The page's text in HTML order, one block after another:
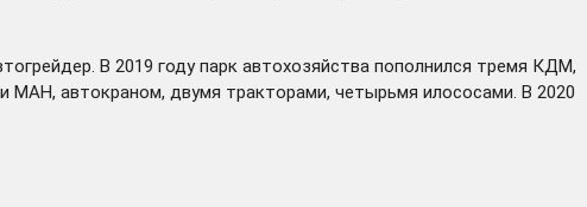
В 2019 году парк автохозяйства пополнился тремя КДМ,
автокраном, двумя тракторами, четырьмя илососами. В 2020